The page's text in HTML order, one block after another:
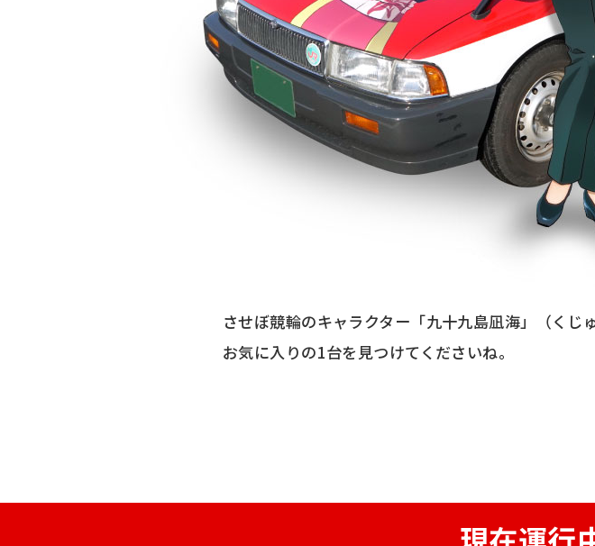
させぼ競輪のキャラクター「九十九島凪海」（くじ
お気に入りの1台を見つけてくださいね。